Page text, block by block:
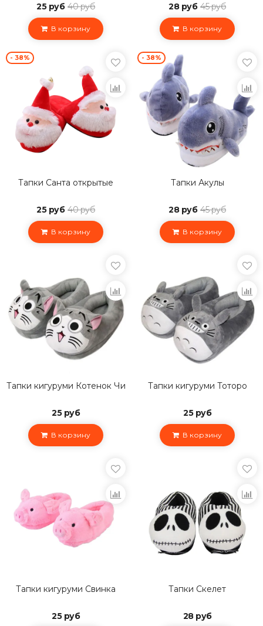
25 руб 40 руб
В корзину
28 руб 45 руб
В корзину
- 38%
Тапки Санта открытые
25 руб 40 руб
В корзину
- 38%
Тапки Акулы
28 руб 45 руб
В корзину
Тапки кигуруми Котенок Чи
25 руб
В корзину
Тапки кигуруми Тоторо
25 руб
В корзину
Тапки кигуруми Свинка
25 руб
Тапки Скелет
28 руб